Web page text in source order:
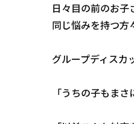
日々目の前のお
同じ悩みを持つ方
グループディスカ
「うちの子もま